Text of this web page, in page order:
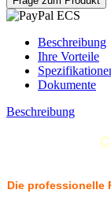
Beschreibung
Ihre Vorteile
Dokumente
Beschreibung
Die professionelle